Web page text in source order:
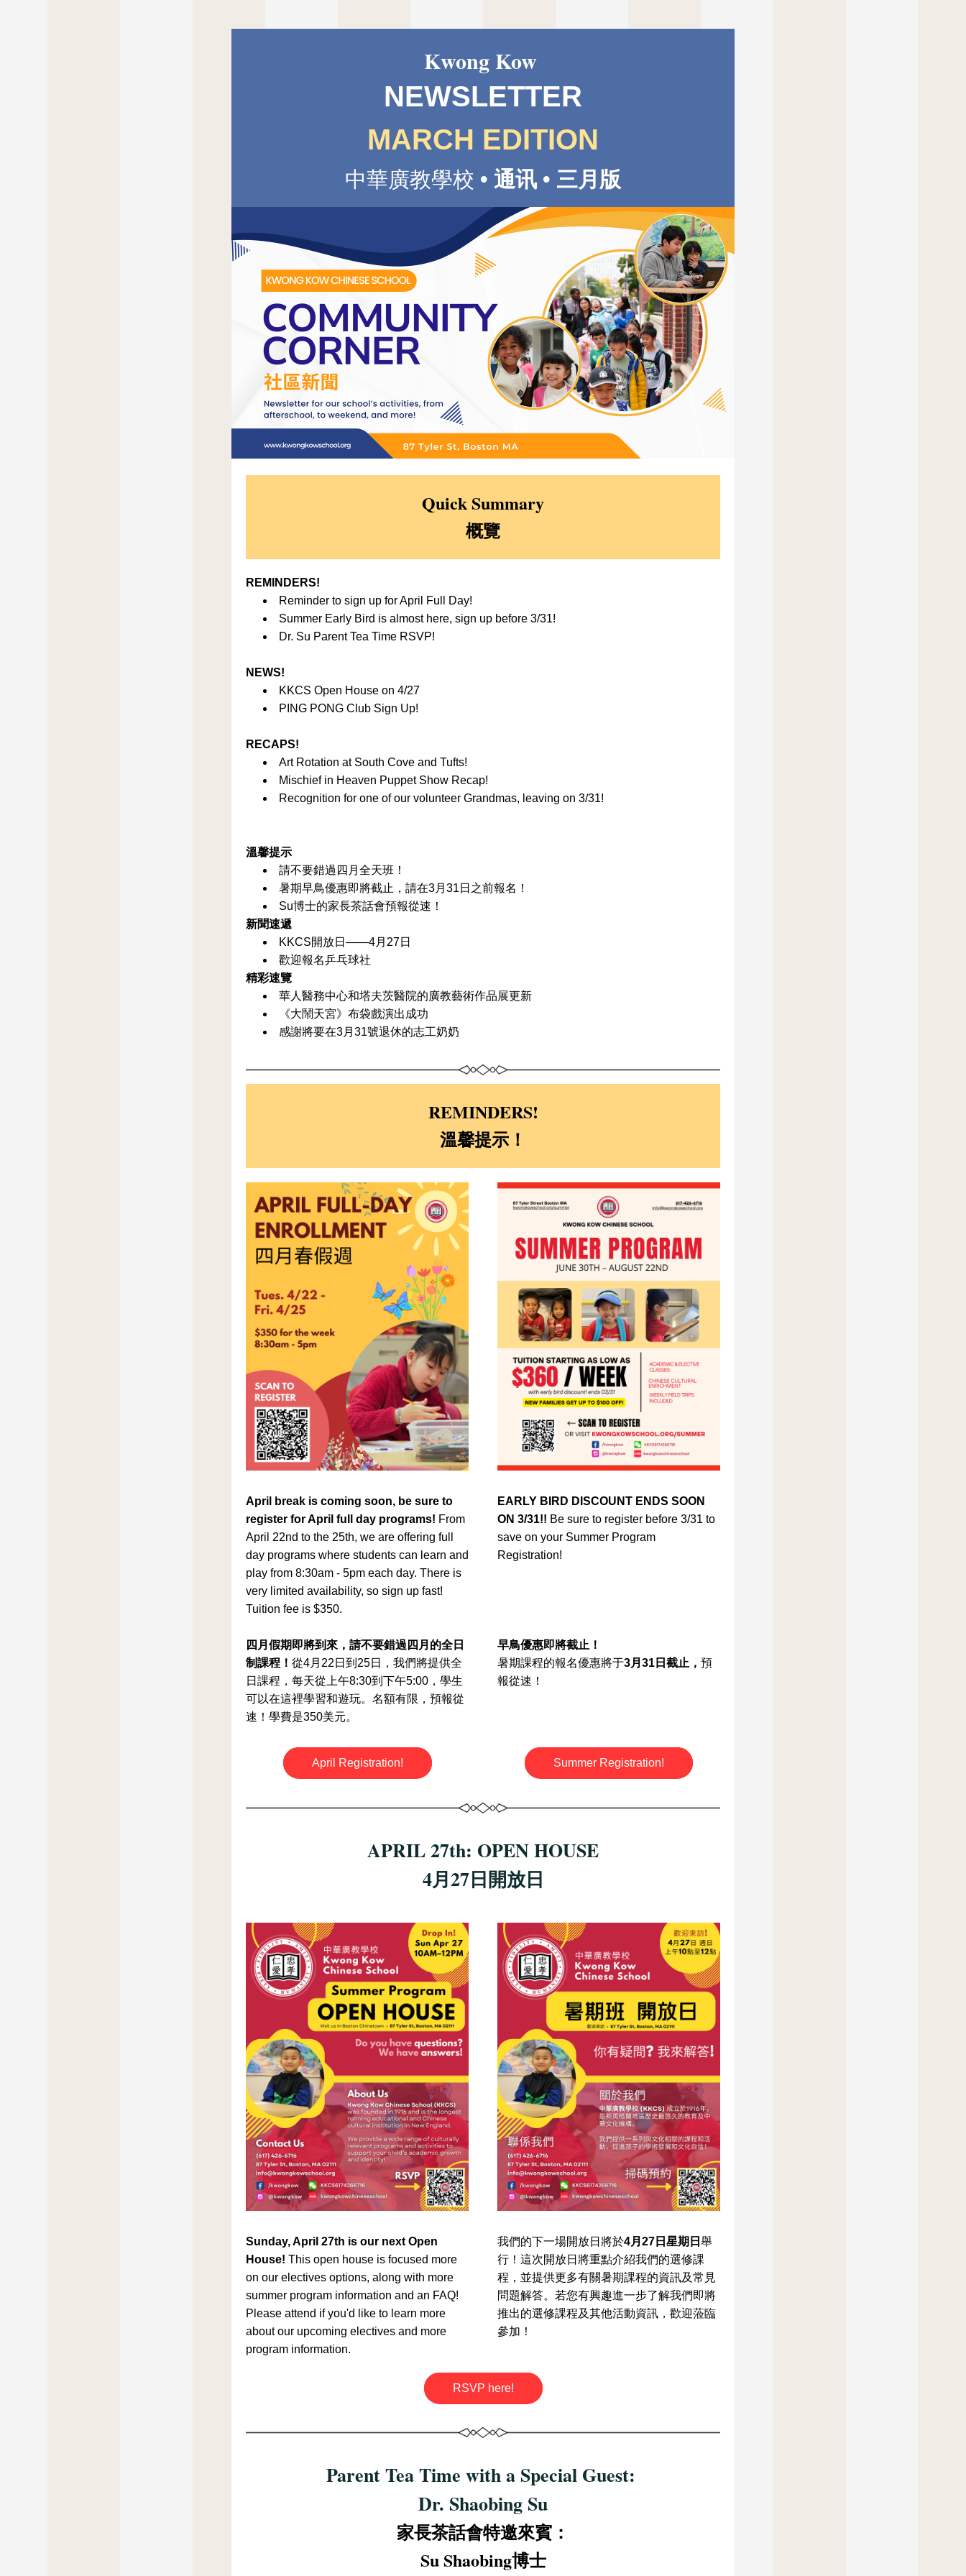
Kwong Kow
NEWSLETTER
MARCH EDITION
中華廣教學校 • 通讯 • 三月版
Quick Summary
概覽
REMINDERS!
Reminder to sign up for April Full Day!
Summer Early Bird is almost here, sign up before 3/31!
Dr. Su Parent Tea Time RSVP!
NEWS!
KKCS Open House on 4/27
PING PONG Club Sign Up!
RECAPS!
Art Rotation at South Cove and Tufts!
Mischief in Heaven Puppet Show Recap!
Recognition for one of our volunteer Grandmas, leaving on 3/31!
溫馨提示
請不要錯過四月全天班！
暑期早鳥優惠即將截止，請在3月31日之前報名！
Su博士的家長茶話會預報從速！
新聞速遞
KKCS開放日——4月27日
歡迎報名乒乓球社
精彩速覽
華人醫務中心和塔夫茨醫院的廣教藝術作品展更新
《大鬧天宮》布袋戲演出成功
感謝將要在3月31號退休的志工奶奶
REMINDERS!
溫馨提示！
April break is coming soon, be sure to
register for April full day programs! From
April 22nd to the 25th, we are offering full
day programs where students can learn and
play from 8:30am - 5pm each day. There is
very limited availability, so sign up fast!
Tuition fee is $350.
四月假期即將到來，請不要錯過四月的全日
制課程！ 從4月22日到25日，我們將提供全
日課程，每天從上午8:30到下午5:00，學生
可以在這裡學習和遊玩。名額有限，預報從
速！學費是350美元。
April Registration!
EARLY BIRD DISCOUNT ENDS SOON
ON 3/31!! Be sure to register before 3/31 to
save on your Summer Program
Registration!
早鳥優惠即將截止！
暑期課程的報名優惠將于3月31日截止， 預
報從速！
Summer Registration!
APRIL 27th: OPEN HOUSE
4月27日開放日
Sunday, April 27th is our next Open
House! This open house is focused more
on our electives options, along with more
summer program information and an FAQ!
Please attend if you'd like to learn more
about our upcoming electives and more
program information.
我們的下一場開放日將於4月27日星期日 舉
行！這次開放日將重點介紹我們的選修課
程，並提供更多有關暑期課程的資訊及常見
問題解答。若您有興趣進一步了解我們即將
推出的選修課程及其他活動資訊，歡迎蒞臨
參加！
RSVP here!
Parent Tea Time with a Special Guest:
Dr. Shaobing Su
家長茶話會特邀來賓：
Su Shaobing博士